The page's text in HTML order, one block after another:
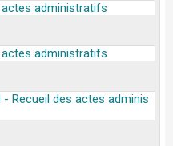
administratifs
administratifs
Recueil des actes adminis